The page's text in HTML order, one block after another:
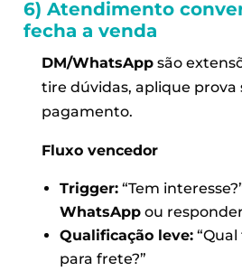
6) Atendimento
fecha a venda
DM/WhatsApp são
tire dúvidas, aplique prova
pagamento.
Fluxo vencedor
Trigger:“Tem
WhatsAppou
Qualificação leve:“Qual
para frete?”